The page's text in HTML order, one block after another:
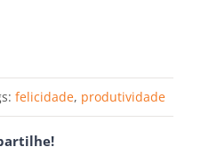
felicidade, produtividade